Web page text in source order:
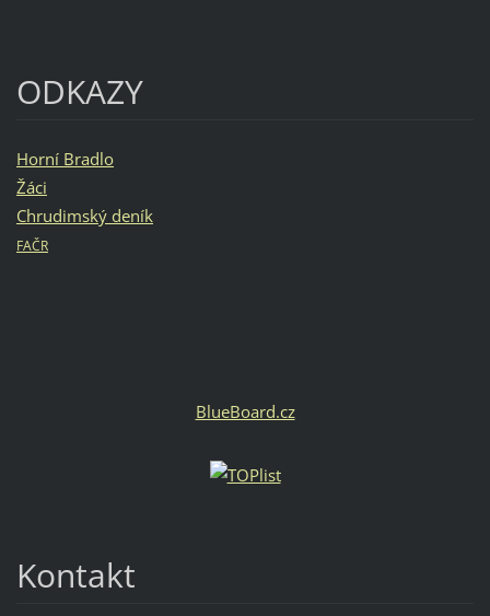
ODKAZY
Horní Bradlo
Žáci
Chrudimský deník
FAČR
BlueBoard.cz
Kontakt